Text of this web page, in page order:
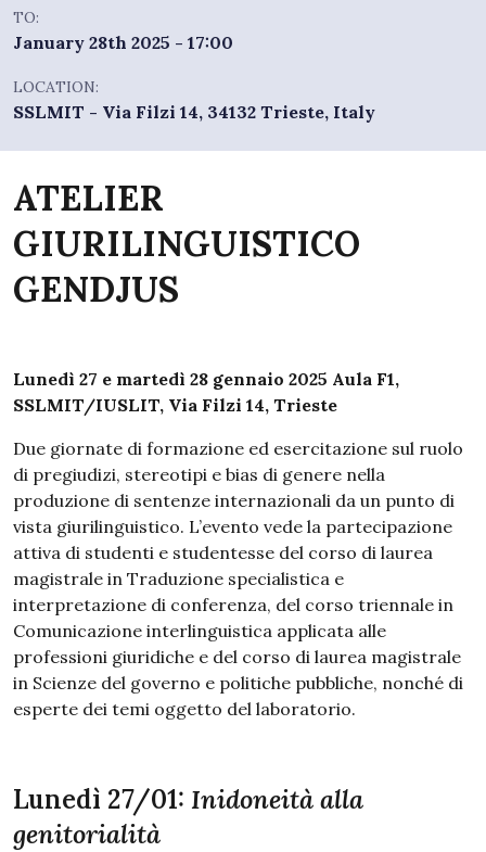
TO:
January 28th 2025 - 17:00
LOCATION:
SSLMIT - Via Filzi 14, 34132 Trieste, Italy
ATELIER
GIURILINGUISTICO
GENDJUS
Lunedì 27 e martedì 28 gennaio 2025 Aula F1,
SSLMIT/IUSLIT, Via Filzi 14, Trieste
Due giornate di formazione ed esercitazione sul ruolo
di pregiudizi, stereotipi e bias di genere nella
produzione di sentenze internazionali da un punto di
vista giurilinguistico. L’evento vede la partecipazione
attiva di studenti e studentesse del corso di laurea
magistrale in Traduzione specialistica e
interpretazione di conferenza, del corso triennale in
Comunicazione interlinguistica applicata alle
professioni giuridiche e del corso di laurea magistrale
in Scienze del governo e politiche pubbliche, nonché di
esperte dei temi oggetto del laboratorio.
Lunedì 27/01: Inidoneità alla
genitorialità